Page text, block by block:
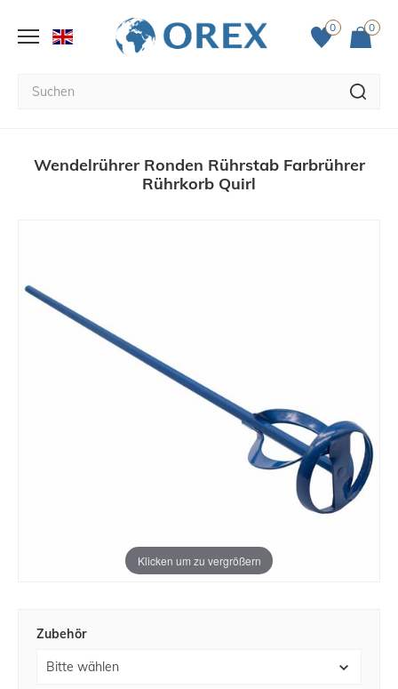
0 0
Wendelrührer Ronden Rührstab Farbrührer
Rührkorb Quirl
Klicken um zu vergrößern
Zubehör